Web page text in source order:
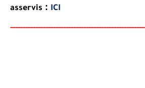
asservis : ICI
-------------------------